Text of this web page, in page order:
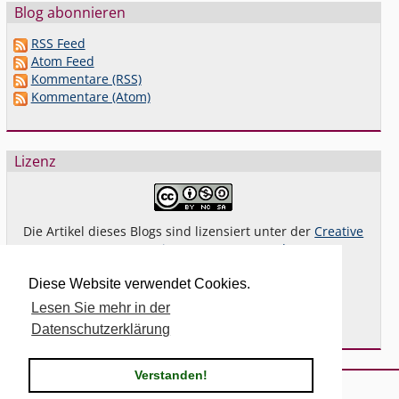
Diese Website verwendet Cookies.
Lesen Sie mehr in der
Datenschutzerklärung
Verstanden!
Blog abonnieren
RSS Feed
Atom Feed
Kommentare (RSS)
Kommentare (Atom)
Lizenz
Die Artikel dieses Blogs sind lizensiert unter derCreative
Commons Lizenz By-NC-SA 4.0 dt.
Das giltnichtfür Bilder oder (andere) erkennbare
Beiträge.
Powered bySerendipity& the2k11theme.